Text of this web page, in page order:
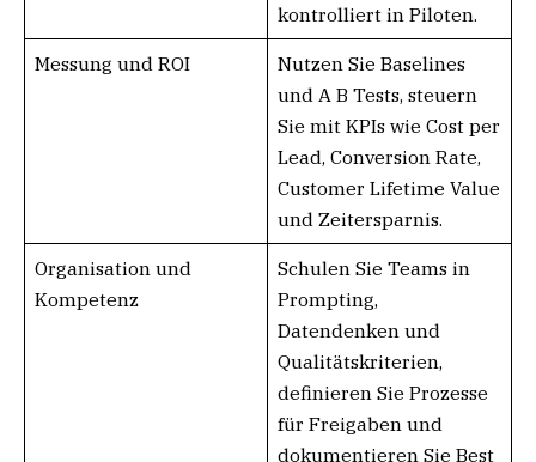
kontrolliert in Piloten.
Messung und ROI
Nutzen Sie Baselines
und A B Tests, steuern
Sie mit KPIs wie Cost per
Lead, Conversion Rate,
Customer Lifetime Value
und Zeitersparnis.
Organisation und
Kompetenz
Schulen Sie Teams in
Prompting,
Datendenken und
Qualitätskriterien,
definieren Sie Prozesse
für Freigaben und
dokumentieren Sie Best